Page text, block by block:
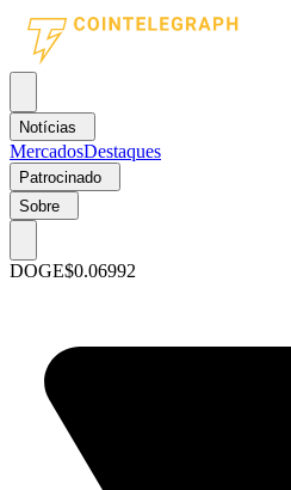
Notícias
MercadosDestaques
Patrocinado
Sobre
DOGE$0.06992